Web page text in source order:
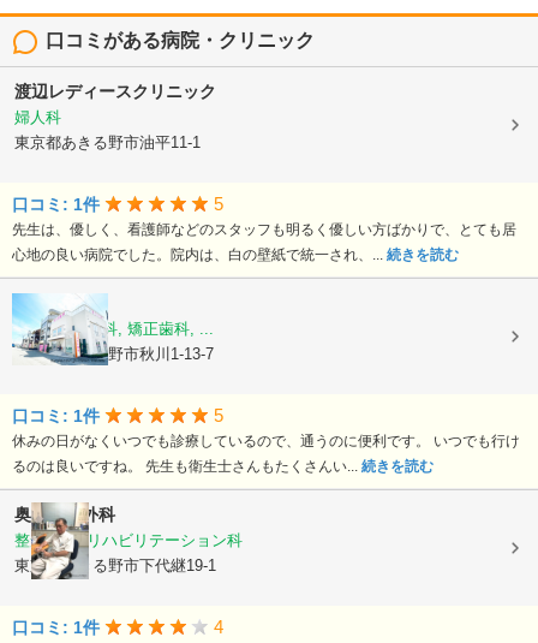
口コミがある病院・クリニック
渡辺レディースクリニック
婦人科
東京都あきる野市油平11-1
口コミ: 1件 5
先生は、優しく、看護師などのスタッフも明るく優しい方ばかりで、とても居
心地の良い病院でした。院内は、白の壁紙で統一され、... 続きを読む
きらら歯科
歯科, 小児歯科, 矯正歯科, ...
東京都あきる野市秋川1-13-7
口コミ: 1件 5
休みの日がなくいつでも診療しているので、通うのに便利です。 いつでも行け
るのは良いですね。 先生も衛生士さんもたくさんい... 続きを読む
奥村整形外科
整形外科, リハビリテーション科
東京都あきる野市下代継19-1
口コミ: 1件 4